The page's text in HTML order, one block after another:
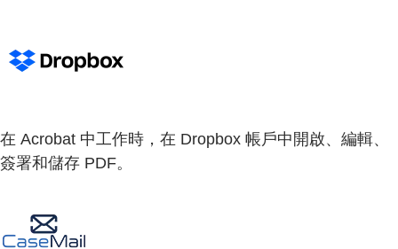
在 Acrobat 中工作時，在 Dropbox 帳戶中開啟、編輯、
簽署和儲存 PDF。